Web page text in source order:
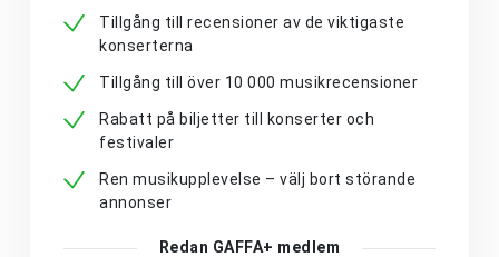
Tillgång till recensioner av de viktigaste
konserterna
Tillgång till över 10 000 musikrecensioner
Rabatt på biljetter till konserter och
festivaler
Ren musikupplevelse – välj bort störande
annonser
Redan GAFFA+ medlem